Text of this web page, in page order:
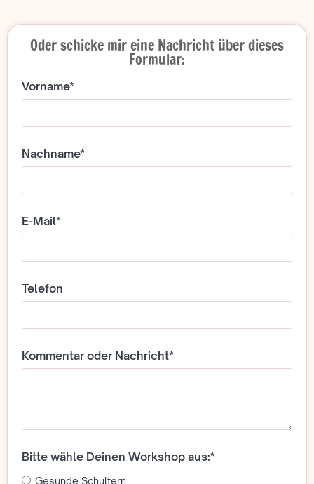
Oder schicke mir eine Nachricht über dieses
Formular:
Vorname*
Nachname*
E-Mail*
Telefon
Kommentar oder Nachricht*
Bitte wähle Deinen Workshop aus:*
Gesunde Schultern